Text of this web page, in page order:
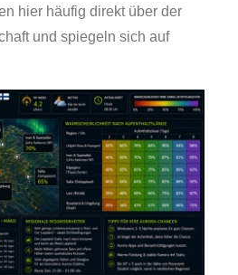
hier häufig direkt über der
und spiegeln sich auf